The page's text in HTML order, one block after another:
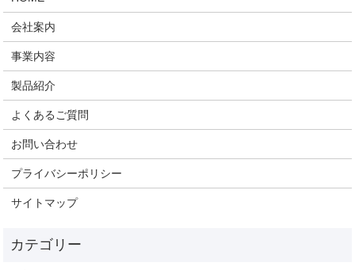
会社案内
事業内容
製品紹介
よくあるご質問
お問い合わせ
プライバシーポリシー
サイトマップ